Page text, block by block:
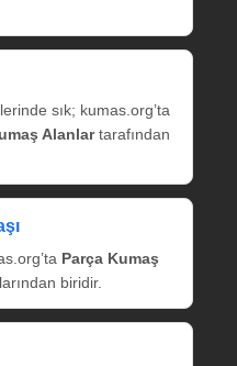
sık; kumas.org’ta
Alanlartarafından
Parça Kumaş
biridir.